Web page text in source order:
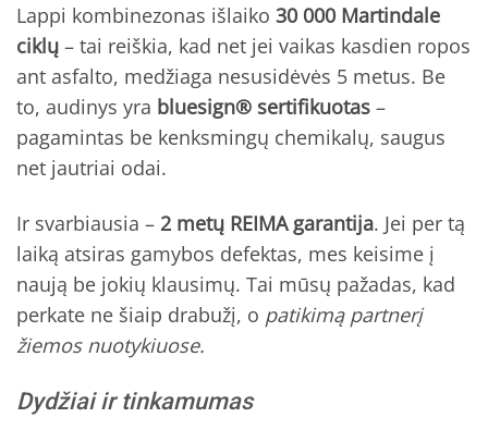
Lappi kombinezonas išlaiko 30 000 Martindale
ciklų – tai reiškia, kad net jei vaikas kasdien ropos
ant asfalto, medžiaga nesusidėvės 5 metus. Be
to, audinys yra bluesign® sertifikuotas –
pagamintas be kenksmingų chemikalų, saugus
net jautriai odai.
Ir svarbiausia – 2 metų REIMA garantija. Jei per tą
laiką atsiras gamybos defektas, mes keisime į
naują be jokių klausimų. Tai mūsų pažadas, kad
perkate ne šiaip drabužį, o patikimą partnerį
žiemos nuotykiuose.
Dydžiai ir tinkamumas